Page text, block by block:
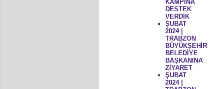
KAMPINA
DESTEK
VERDİK
ŞUBAT
2024 |
TRABZON
BÜYÜKŞEHİR
BELEDİYE
BAŞKANINA
ZİYARET
ŞUBAT
2024 |